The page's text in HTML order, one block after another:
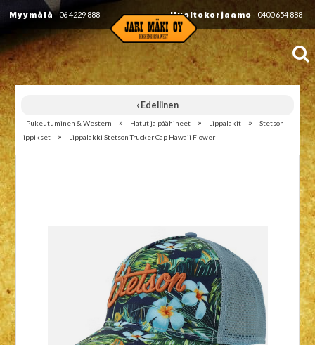
Myymälä 06 4229 888 Huoltokorjaamo 0400 654 888
‹ Edellinen
Pukeutuminen & Western » Hatut ja päähineet » Lippalakit »
Stetson-
lippikset
» Lippalakki Stetson Trucker Cap Hawaii Flower